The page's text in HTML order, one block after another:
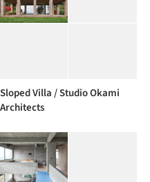
Sloped Villa / Studio Okami
Architects